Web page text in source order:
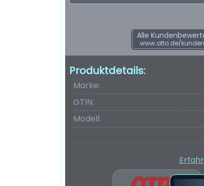
Alle
www.otto.de/
Produktdetails:
Marke:
GTIN:
Modell: